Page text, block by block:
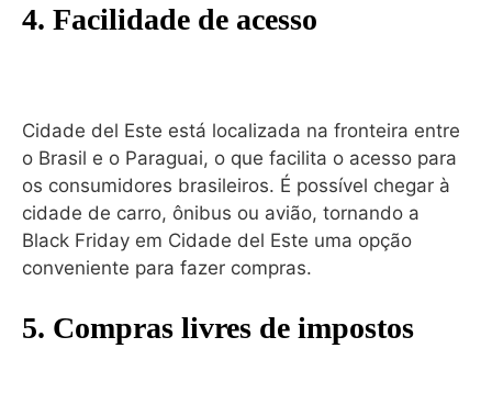
4. Facilidade de acesso
Cidade del Este está localizada na fronteira entre
o Brasil e o Paraguai, o que facilita o acesso para
os consumidores brasileiros. É possível chegar à
cidade de carro, ônibus ou avião, tornando a
Black Friday em Cidade del Este uma opção
conveniente para fazer compras.
5. Compras livres de impostos